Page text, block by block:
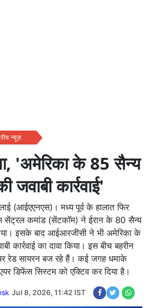
न्यूज़
'अमेरिका के 85 सैन्य
जवाबी कार्रवाई'
(आईएएनएस)। मध्य पूर्व के हालात फिर
सेंट्रल कमांड (सेंटकॉम) ने ईरान के 80 सैन्य
इसके बाद आईआरजीसी ने भी अमेरिका के
कार्रवाई का दावा किया। इस बीच बहरीन
रेड सायरन बज रहे हैं। कई जगह धमाके
डिफेंस सिस्टम को एक्टिव कर दिया है।
Jul 8, 2026, 11:42 IST